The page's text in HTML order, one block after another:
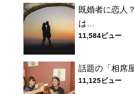
既婚者に恋人
は…
11,584ビュー
話題の「相席
11,125ビュー